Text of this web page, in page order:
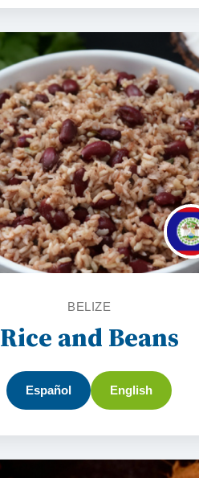
BELIZE
Rice and Beans
Español English